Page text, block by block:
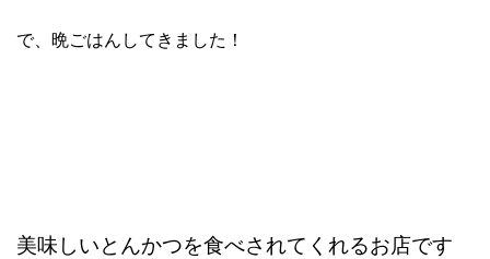
で、晩ごはんしてきました！
美味しいとんかつを食べされてくれるお店です